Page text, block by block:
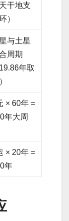
天干地支
）
与土星
周期
19.86年取
× 60年 =
年大周
× 20年 =
年